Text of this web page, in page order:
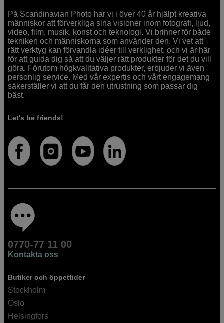
På Scandinavian Photo har vi i över 40 år hjälpt kreativa
människor att förverkliga sina visioner inom fotografi, ljud,
video, film, musik, konst och teknologi. Vi brinner för både
tekniken och människorna som använder den. Vi vet att
rätt verktyg kan förvandla idéer till verklighet, och vi är här
för att guida dig så att du väljer rätt produkter för det du vill
göra. Förutom högkvalitativa produkter, erbjuder vi även
personlig service. Med vår expertis och vårt engagemang
säkerställer vi att du får den utrustning som passar dig
bäst.
Let's be friends!
0770-77 11 00
Kontakta oss
Butiker och öppettider
Stockholm
Oslo
Helsingfors